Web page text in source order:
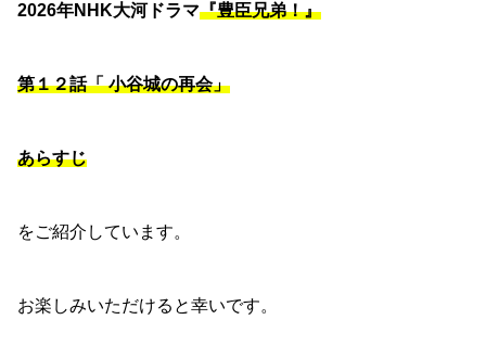
2026年NHK大河ドラマ『豊臣兄弟！』
第１２話「 小谷城の再会」
あらすじ
をご紹介しています。
お楽しみいただけると幸いです。